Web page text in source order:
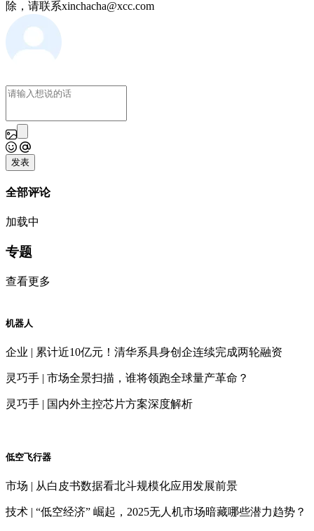
除，请联系xinchacha@xcc.com
发表
全部评论
加载中
专题
查看更多
机器人
企业 | 累计近10亿元！清华系具身创企连续完成两轮融资
灵巧手 | 市场全景扫描，谁将领跑全球量产革命？
灵巧手 | 国内外主控芯片方案深度解析
低空飞行器
市场 | 从白皮书数据看北斗规模化应用发展前景
技术 | “低空经济” 崛起，2025无人机市场暗藏哪些潜力趋势？